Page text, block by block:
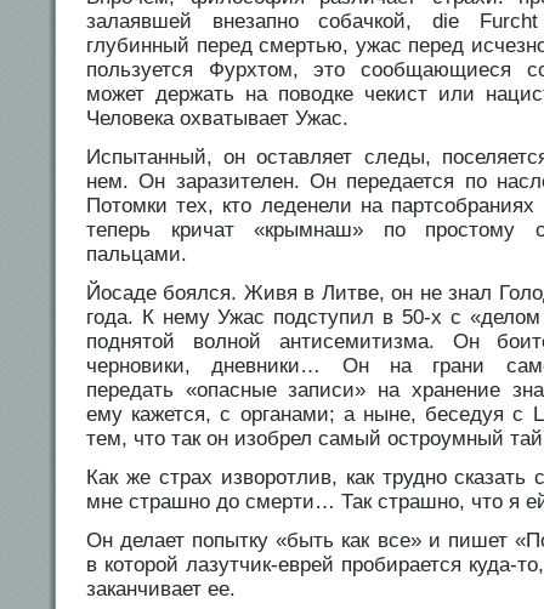
залаявшей внезапно собачкой, die
глубинный перед смертью, ужас перед
пользуется Фурхтом, это сообщающиеся
может держать на поводке чекист или
Человека охватывает Ужас.
Испытанный, он оставляет следы,
нем. Он заразителен. Он передается по
Потомки тех, кто леденели на
теперь кричат «крымнаш» по простому
пальцами.
Йосаде боялся. Живя в Литве, он не знал
года. К нему Ужас подступил в 50-х с
поднятой волной антисемитизма. Он
черновики, дневники… Он на грани
передать «опасные записи» на хранение
ему кажется, с органами; а ныне, беседуя с
тем, что так он изобрел самый остроумный
Как же страх изворотлив, как трудно
мне страшно до смерти… Так страшно, что я
Он делает попытку «быть как все» и пишет
в которой лазутчик-еврей пробирается куда-
заканчивает ее.